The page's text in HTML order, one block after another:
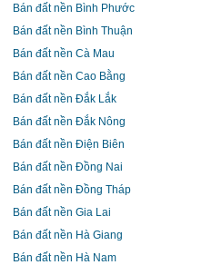
Bán đất nền Bình Phước
Bán đất nền Bình Thuận
Bán đất nền Cà Mau
Bán đất nền Cao Bằng
Bán đất nền Đắk Lắk
Bán đất nền Đắk Nông
Bán đất nền Điện Biên
Bán đất nền Đồng Nai
Bán đất nền Đồng Tháp
Bán đất nền Gia Lai
Bán đất nền Hà Giang
Bán đất nền Hà Nam